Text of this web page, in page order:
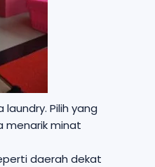
Pilih yang
menarik minat
daerah dekat